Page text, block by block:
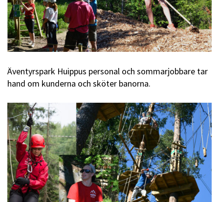
Äventyrspark Huippus personal och sommarjobbare tar
hand om kunderna och sköter banorna.